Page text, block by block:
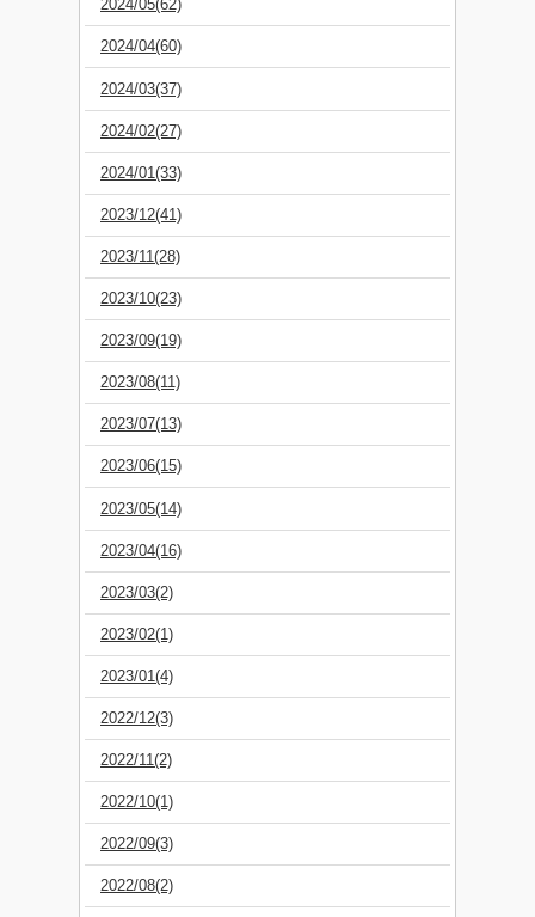
2024/05(62)
2024/04(60)
2024/03(37)
2024/02(27)
2024/01(33)
2023/12(41)
2023/11(28)
2023/10(23)
2023/09(19)
2023/08(11)
2023/07(13)
2023/06(15)
2023/05(14)
2023/04(16)
2023/03(2)
2023/02(1)
2023/01(4)
2022/12(3)
2022/11(2)
2022/10(1)
2022/09(3)
2022/08(2)